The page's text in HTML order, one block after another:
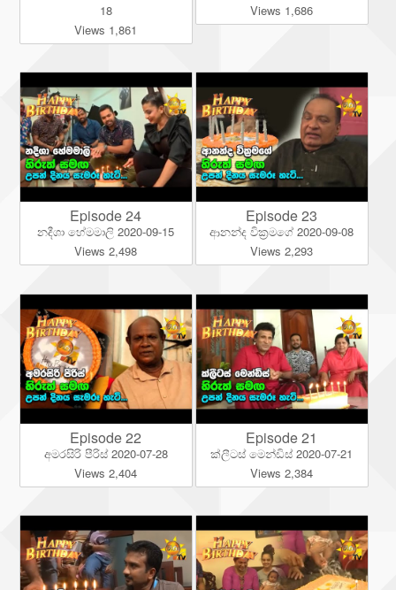
18
Views 1,861
Views 1,686
Episode 24
නදීශා හේමමාලි 2020-09-15
Views 2,498
Episode 23
ආනන්ද වික්‍රමගේ 2020-09-08
Views 2,293
Episode 22
අමරසිරි පීරිස් 2020-07-28
Views 2,404
Episode 21
ක්ලීටස් මෙන්ඩිස් 2020-07-21
Views 2,384